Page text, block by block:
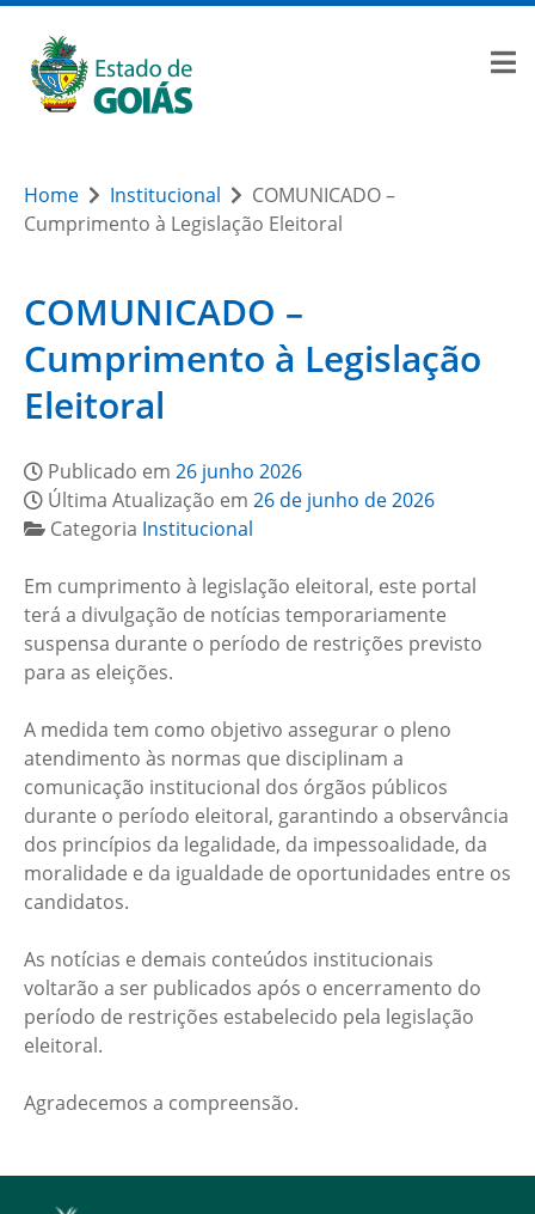
Home Institucional
COMUNICADO –
Cumprimento à Legislação Eleitoral
COMUNICADO –
Cumprimento à Legislação
Eleitoral
Publicado em 26 junho 2026
Última Atualização em 26 de junho de 2026
Categoria Institucional
Em cumprimento à legislação eleitoral, este portal
terá a divulgação de notícias temporariamente
suspensa durante o período de restrições previsto
para as eleições.
A medida tem como objetivo assegurar o pleno
atendimento às normas que disciplinam a
comunicação institucional dos órgãos públicos
durante o período eleitoral, garantindo a observância
dos princípios da legalidade, da impessoalidade, da
moralidade e da igualdade de oportunidades entre os
candidatos.
As notícias e demais conteúdos institucionais
voltarão a ser publicados após o encerramento do
período de restrições estabelecido pela legislação
eleitoral.
Agradecemos a compreensão.